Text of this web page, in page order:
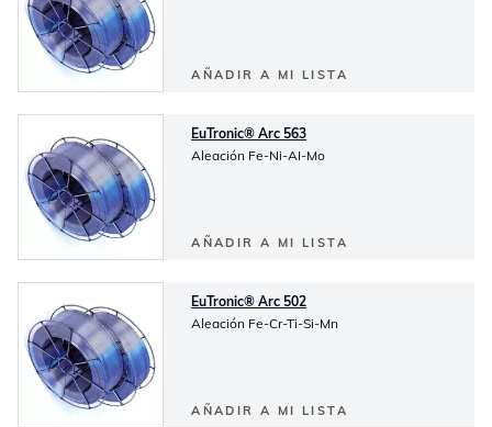
AÑADIR A MI LISTA
EuTronic® Arc 563
Aleación Fe-Ni-AI-Mo
AÑADIR A MI LISTA
EuTronic® Arc 502
Aleación Fe-Cr-Ti-Si-Mn
AÑADIR A MI LISTA